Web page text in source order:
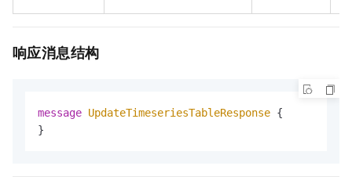
响应消息结构
message UpdateTimeseriesTableResponse {
}